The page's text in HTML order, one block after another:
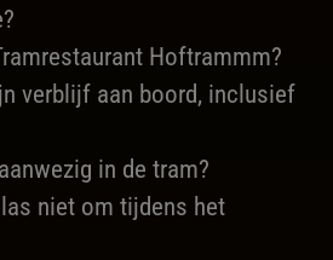
Hoftrammm?
verblijf aan boord, inclusief
in de tram?
niet om tijdens het